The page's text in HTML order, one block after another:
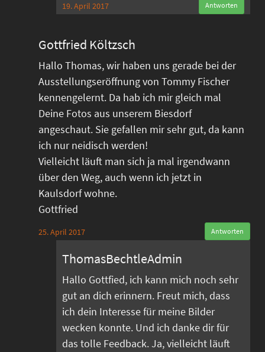
19. April 2017 Antworten
Gottfried Költzsch
Hallo Thomas, wir haben uns gerade bei der
Ausstellungseröffnung von Tommy Fischer
kennengelernt. Da hab ich mir gleich mal
Deine Fotos aus unserem Biesdorf
angeschaut. Sie gefallen mir sehr gut, da kann
ich nur neidisch werden!
Vielleicht läuft man sich ja mal irgendwann
über den Weg, auch wenn ich jetzt in
Kaulsdorf wohne.
Gottfried
25. April 2017 Antworten
ThomasBechtleAdmin
Hallo Gottfied, ich kann mich noch sehr
gut an dich erinnern. Freut mich, dass
ich dein Interesse für meine Bilder
wecken konnte. Und ich danke dir für
das tolle Feedback. Ja, vielleicht läuft